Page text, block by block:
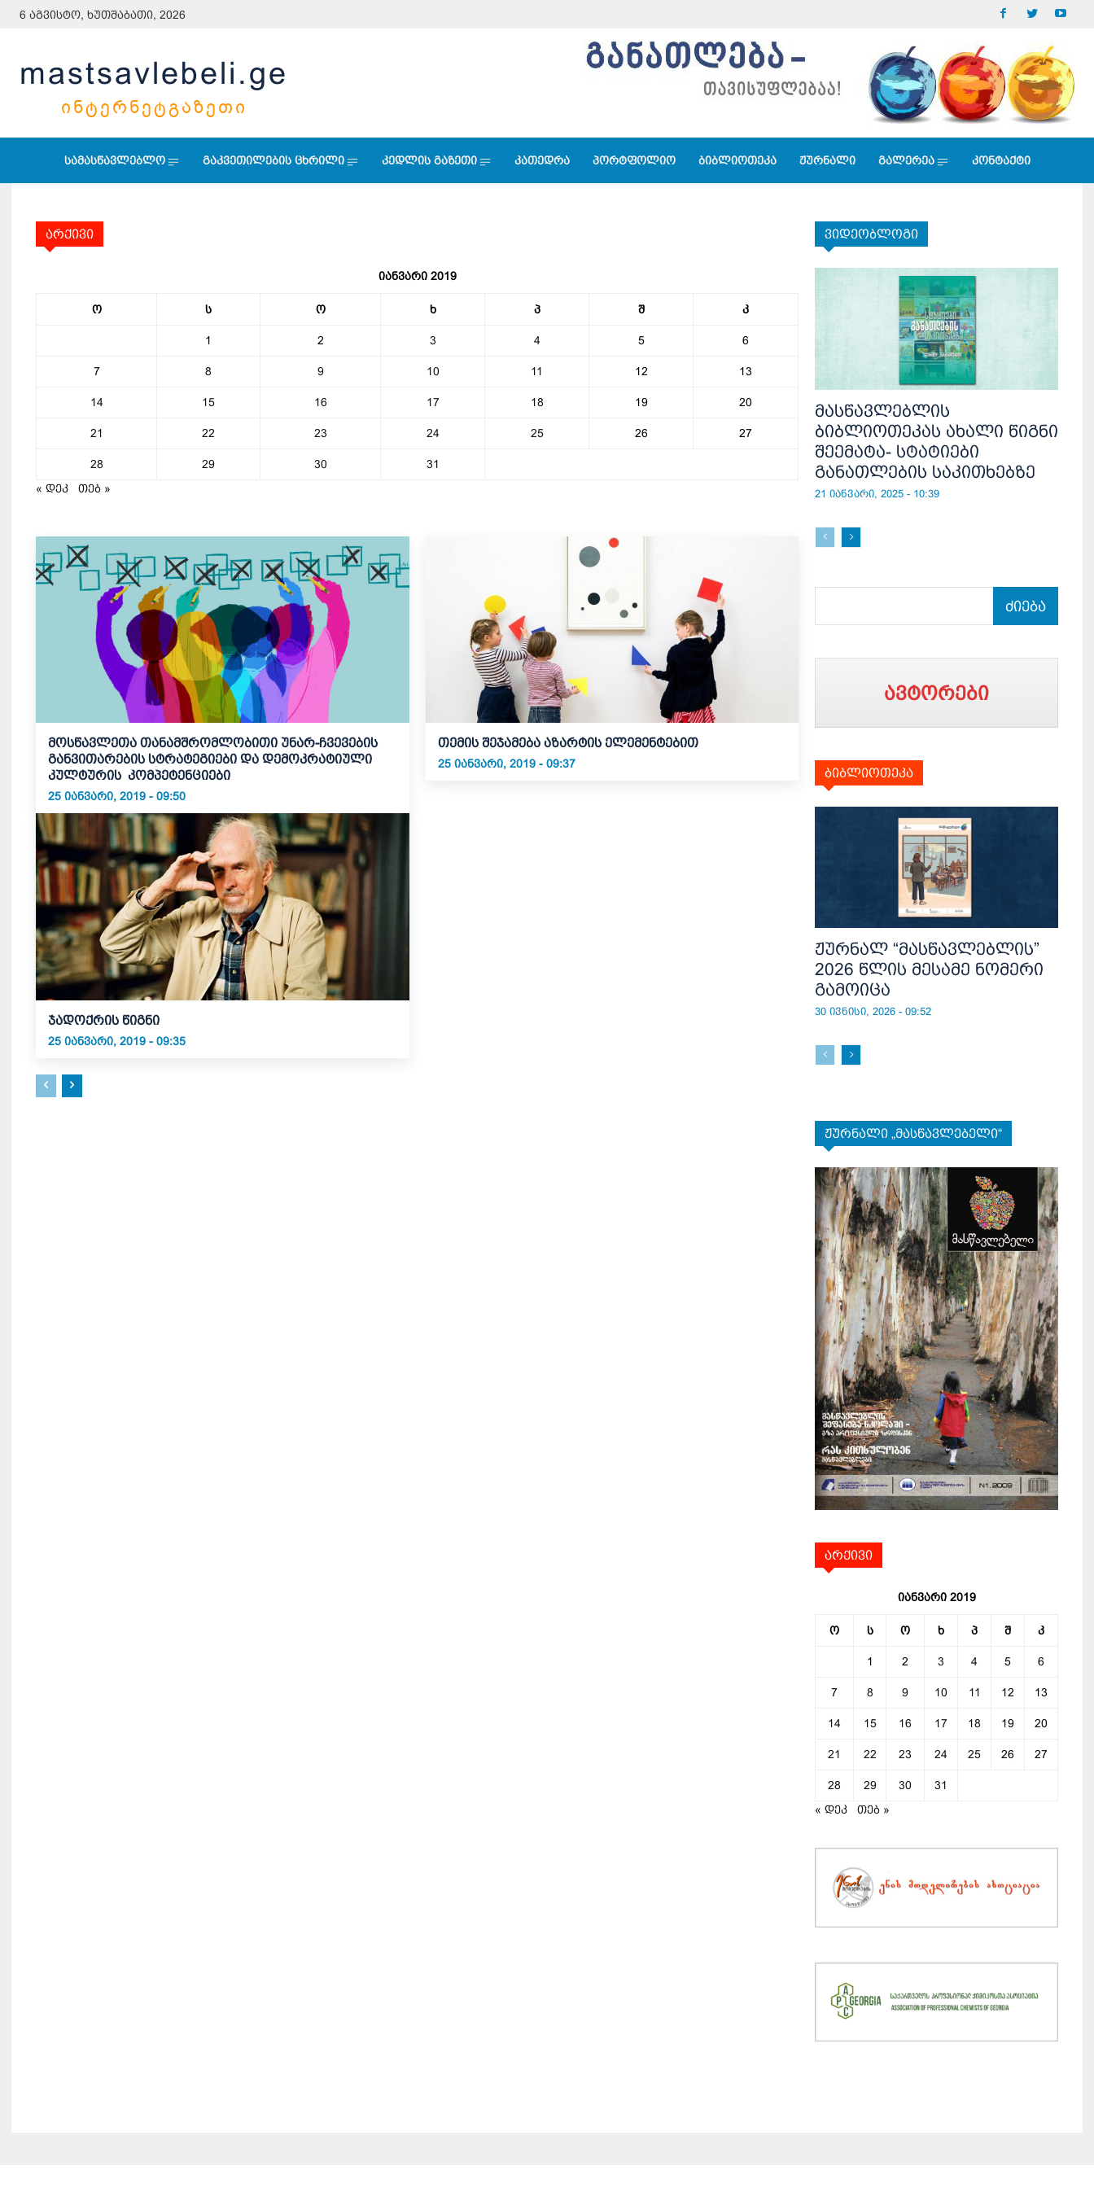
6 აგვისტო, ხუთშაბათი, 2026
mastsavlebeli.ge
ᲘᲜᲢᲔᲠᲜᲔᲢᲒᲐᲖᲔᲗᲘ
სამასწავლებლო გაკვეთილების ცხრილი კედლის გაზეთი კათედრა პორტფოლიო ბიბლიოთეკა ჟურნალი გალერეა კონტაქტი
არქივი
იანვარი 2019
ო ს ო ხ პ შ კ
1 2 3 4 5 6
7 8 9 10 11 12 13
14 15 16 17 18 19 20
21 22 23 24 25 26 27
28 29 30
31
« დეკ
თებ »
მოსწავლეთა თანამშრომლობითი უნარ-ჩვევების
განვითარების სტრატეგიები და დემოკრატიული
კულტურის კომპეტენციები
25 ᲘᲐᲜᲕᲐᲠᲘ, 2019 - 09:50
თემის შეჯამება აზარტის ელემენტებით
25 ᲘᲐᲜᲕᲐᲠᲘ, 2019 - 09:37
ჯადოქრის წიგნი
25 ᲘᲐᲜᲕᲐᲠᲘ, 2019 - 09:35
ვიდეობლოგი
მასწავლებლის
ბიბლიოთეკას ახალი წიგნი
შეემატა- სტატიები
განათლების საკითხებზე
21 იანვარი, 2025 - 10:39
ძიება
ავტორები
ბიბლიოთეკა
ჟურნალ “მასწავლებლის”
2026 წლის მესამე ნომერი
გამოიცა
30 ივნისი, 2026 - 09:52
ჟურნალი „მასწავლებელი“
არქივი
იანვარი 2019
ო ს ო ხ პ შ კ
1 2 3 4 5 6
7 8 9 10 11 12 13
14 15 16 17 18 19 20
21 22 23 24 25 26 27
28 29 30
31
« დეკ
თებ »